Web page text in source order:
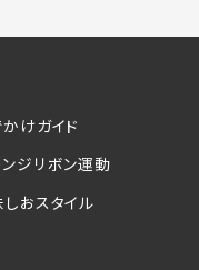
けガイド
ンジリボン運動
おスタイル